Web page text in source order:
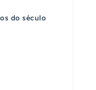
do século